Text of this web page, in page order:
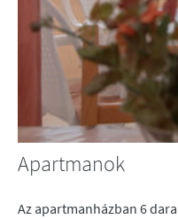
Apartmanok
Az apartmanházban 6